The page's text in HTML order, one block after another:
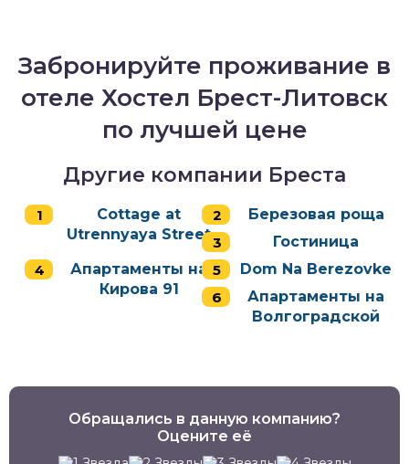
Забронируйте проживание в
отеле Хостел Брест-Литовск
по лучшей цене
Другие компании Бреста
Cottage at
Utrennyaya Street
Березовая роща
Гостиница
Апартаменты на
Кирова 91
Dom Na Berezovke
Апартаменты на
Волгоградской
Обращались в данную компанию?
Оцените её